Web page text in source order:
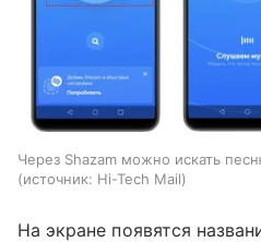
Через Shazam можно искать
источник: Hi-Tech Mail
На экране появятся